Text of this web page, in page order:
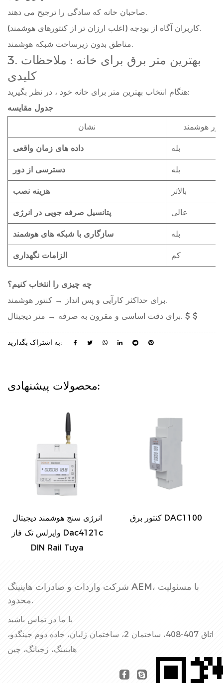
صاحبان خانه که سادگی را ترجیح می دهند.
کاربران آگاه از بودجه (اغلب ارزان تر از کنتورهای هوشمند).
مناطق بدون زیرساخت شبکه هوشمند.
3. بهترین متر برق برای خانه : ملاحظات
کلیدی
هنگام انتخاب بهترین متر برای خانه خود ، در نظر بگیرید:
جدول مقایسه
نشان
هوشمند
داده های زمان واقعی بله
دسترسی از دور بله
هزینه نصب بالاتر
پتانسیل صرفه جویی در انرژی عالی
سازگاری با شبکه های هوشمند بله
الزامات نگهداری کم
چه چیزی را انتخاب کنیم؟
برای حداکثر کارآیی و پس انداز → کنتور هوشمند.
برای دقت اساسی و مقرون به صرفه → متر دیجیتال. $ $
به اشتراک بگذارید:
محصولات پیشنهادی:
انرژی سنج هوشمند دیجیتال
وایرلس تک فاز Dac4121c
DIN Rail Tuya
کنتور برق DAC1100
شرکت واردات و صادرات هاینینگ AEM، با مسئولیت
محدود.
با ما در تماس باشید
اتاق 407-408، ساختمان 2، ساختمان ژلیان، جاده دوم جینگدو،
هاینینگ، ژجیانگ، چین